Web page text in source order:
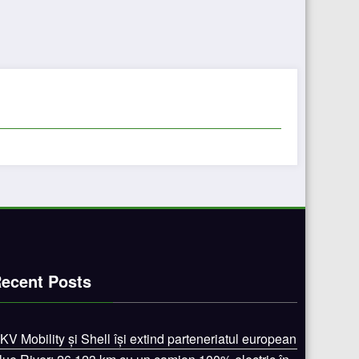
Posts
Mobility și Shell își extind parteneriatul european